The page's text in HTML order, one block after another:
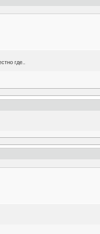
где..